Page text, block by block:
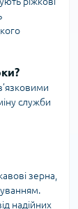
служби
зерна,
надійних